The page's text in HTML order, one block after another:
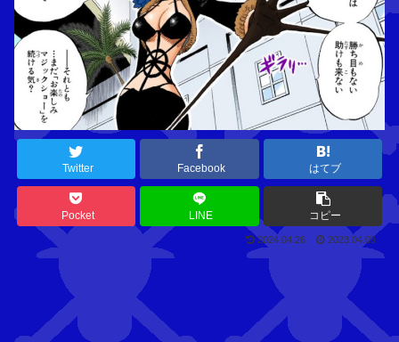
Twitter Facebook はてブ
Pocket LINE コピー
2024.04.26 2023.04.09